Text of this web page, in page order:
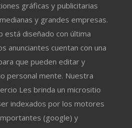
gráficas y publicitarias
y grandes empresas.
está diseñado con última
anunciantes cuentan con una
que pueden editar y
personal mente. Nuestra
Les brinda un micrositio
indexados por los motores
(google) y